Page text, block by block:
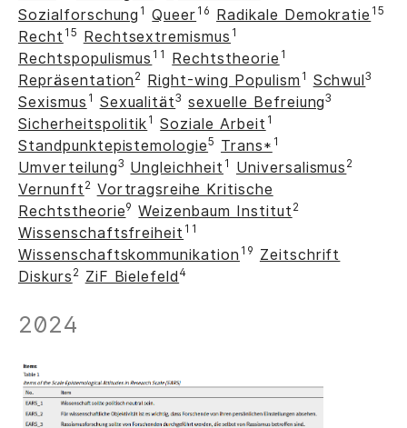
Sozialforschung 1 Queer 16 Radikale Demokratie 15
Recht 15 Rechtsextremismus 1
Rechtspopulismus 11 Rechtstheorie 1
Repräsentation 2 Right-wing Populism 1 Schwul3
Sexismus 1 Sexualität3 sexuelle Befreiung3
Sicherheitspolitik 1 Soziale Arbeit 1
Standpunktepistemologie5 Trans* 1
Umverteilung3 Ungleichheit 1 Universalismus 2
Vernunft 2 Vortragsreihe Kritische
Rechtstheorie9 Weizenbaum Institut 2
Wissenschaftsfreiheit 11
Wissenschaftskommunikation 19 Zeitschrift
Diskurs 2 ZiF Bielefeld 4
2024